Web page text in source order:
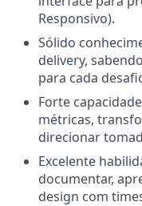
Responsivo).
Sólido
delivery,
para cada
Forte
métricas,
direcionar
Excelente
documentar,
design com